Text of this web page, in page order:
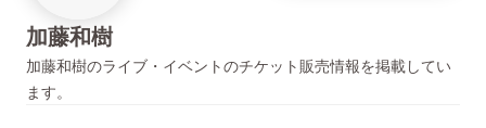
加藤和樹
加藤和樹のライブ・イベントのチケット販売情報を掲載してい
ます。